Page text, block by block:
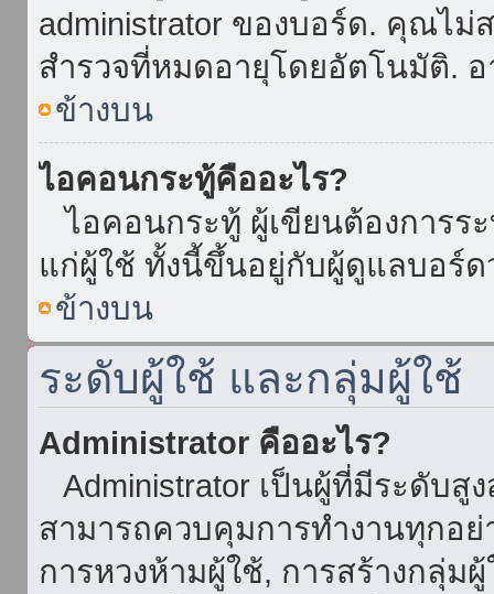
administrator ของบอร์ด. คุณไ
สำรวจที่หมดอายุโดยอัตโนมัติ.
ข้างบน
ไอคอนกระทู้คืออะไร?
ไอคอนกระทู้ ผู้เขียนต้องการร
แก่ผู้ใช้ ทั้งนี้ขึ้นอยู่กับผู้ดูแลบอร์
ข้างบน
ระดับผู้ใช้ และกลุ่มผู้ใช้
Administrator คืออะไร?
Administrator เป็นผู้ที่มีระดับ
สามารถควบคุมการทำงานทุกอ
การหวงห้ามผู้ใช้, การสร้างกลุ่ม